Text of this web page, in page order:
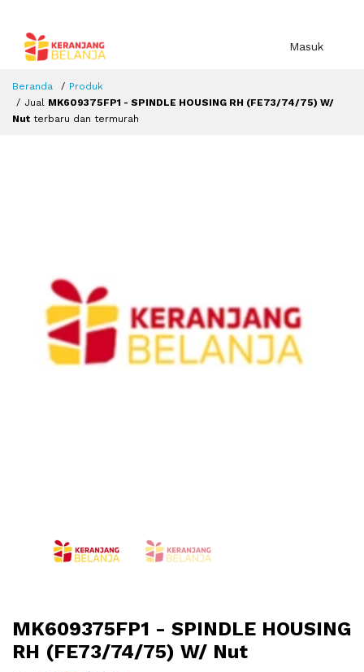
Masuk
Beranda
Produk
Jual MK609375FP1 - SPINDLE HOUSING RH (FE73/74/75) W/
Nut terbaru dan termurah
MK609375FP1 - SPINDLE HOUSING
RH (FE73/74/75) W/ Nut